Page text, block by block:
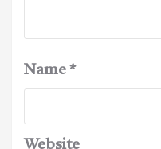
Name *
Website